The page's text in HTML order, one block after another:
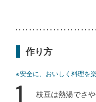
作り方
※安全に、おいしく料理を
1 枝豆は熱湯でさ